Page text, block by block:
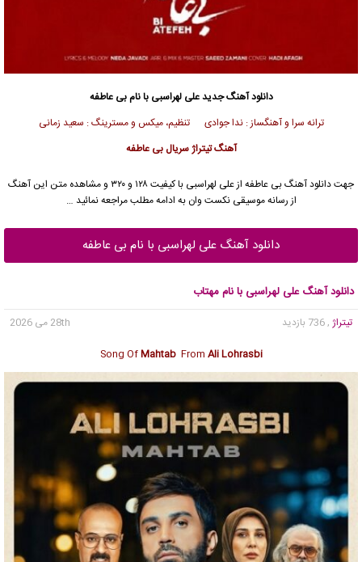
دانلود آهنگ جدیدعلی لهراسبی با نام بی عاطفه
ترانه سرا و آهنگساز : ندا جوادی تنظیم، میکس و مسترینگ : سعید زمانی
آهنگ تیتراژ سریال بی عاطفه
جهت دانلود آهنگ بی عاطفه ازعلی لهراسبی
با کیفیت ۱۲۸ و ۳۲۰ و مشاهده متن این آهنگ
از رسانه موسیقی نکست وان به ادامه مطلب مراجعه نمائید …
دانلود آهنگ علی لهراسبی با نام بی عاطفه
دانلود آهنگ علی لهراسبی با نام مهتاب
تیتراژ , 736 بازدید
28th می 2026
Song OfMahtab From Ali Lohrasbi